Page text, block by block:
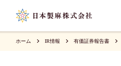
ホーム IR情報 有価証券報告書